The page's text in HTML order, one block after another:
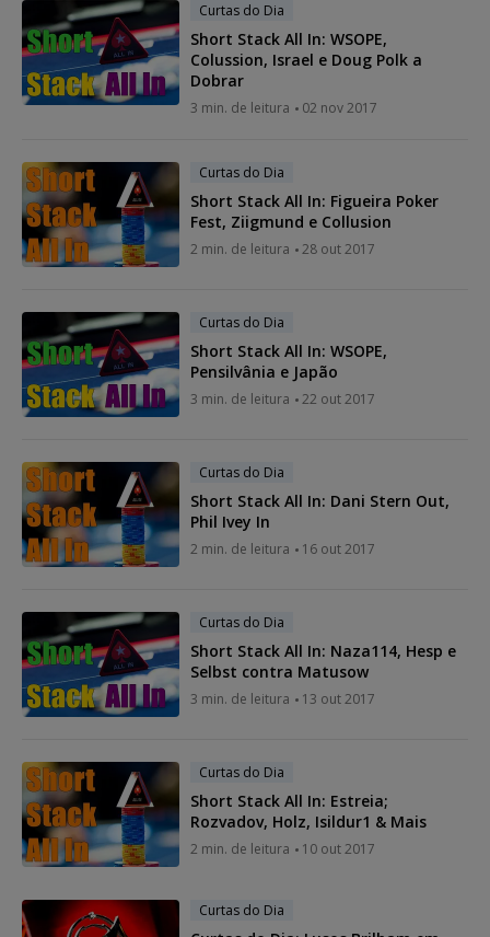
Curtas do Dia
Short Stack All In: WSOPE,
Colussion, Israel e Doug Polk a
Dobrar
3 min. de leitura 02 nov 2017
Curtas do Dia
Short Stack All In: Figueira Poker
Fest, Ziigmund e Collusion
2 min. de leitura 28 out 2017
Curtas do Dia
Short Stack All In: WSOPE,
Pensilvânia e Japão
3 min. de leitura 22 out 2017
Curtas do Dia
Short Stack All In: Dani Stern Out,
Phil Ivey In
2 min. de leitura 16 out 2017
Curtas do Dia
Short Stack All In: Naza114, Hesp e
Selbst contra Matusow
3 min. de leitura 13 out 2017
Curtas do Dia
Short Stack All In: Estreia;
Rozvadov, Holz, Isildur1 & Mais
2 min. de leitura 10 out 2017
Curtas do Dia